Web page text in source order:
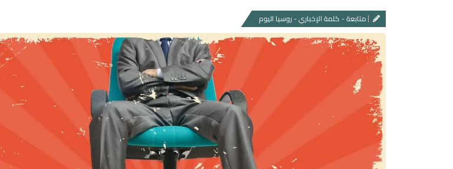
متابعة - كلمة الإخباري - روسيا اليوم